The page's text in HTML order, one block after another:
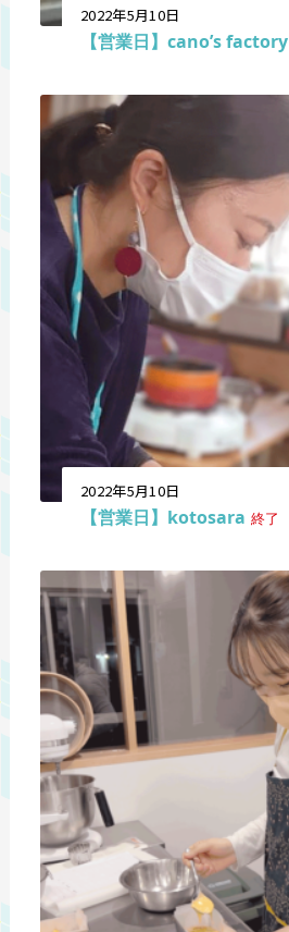
2022年5月10日
【営業日】cano’s factory
2022年5月10日
【営業日】kotosara 終了